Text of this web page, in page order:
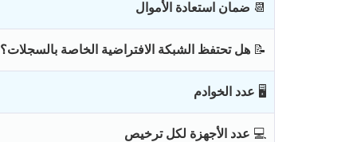
📆 ضمان استعادة الأموال
📝 هل تحتفظ الشبكة الافتراضية الخاصة بالسجلات؟
🖥 عدد الخوادم
💻 عدد الأجهزة لكل ترخيص